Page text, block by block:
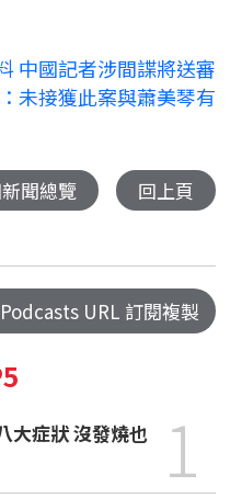
中國記者涉間諜將送審
未接獲此案與蕭美琴有
聞總覽 回上頁
Podcasts URL 訂閱複製
1